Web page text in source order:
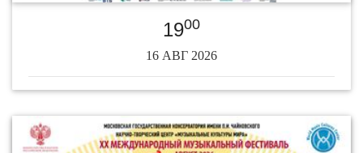
1900
16 АВГ 2026